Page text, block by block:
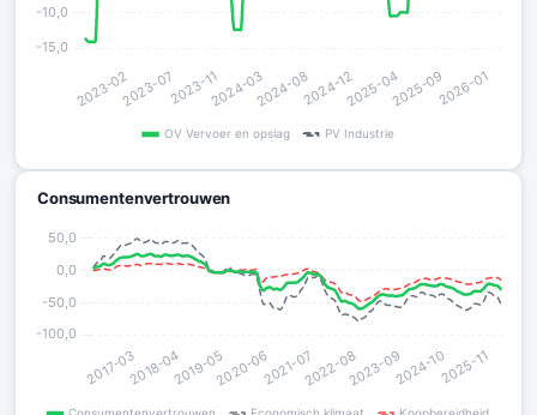
Consumentenvertrouwen